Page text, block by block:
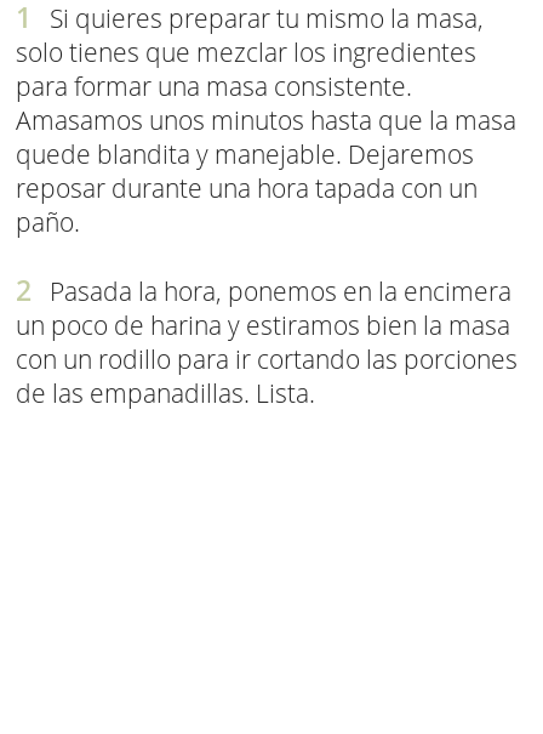
Si quieres preparar tu mismo la masa,
solo tienes que mezclar los ingredientes
para formar una masa consistente.
Amasamos unos minutos hasta que la masa
quede blandita y manejable. Dejaremos
reposar durante una hora tapada con un
paño.
Pasada la hora, ponemos en la encimera
un poco de harina y estiramos bien la masa
con un rodillo para ir cortando las porciones
de las empanadillas. Lista.